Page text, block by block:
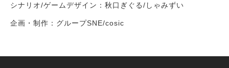
シナリオ/ゲームデザイン：秋口ぎぐる/しゃみずい
企画・制作：グループSNE/cosic